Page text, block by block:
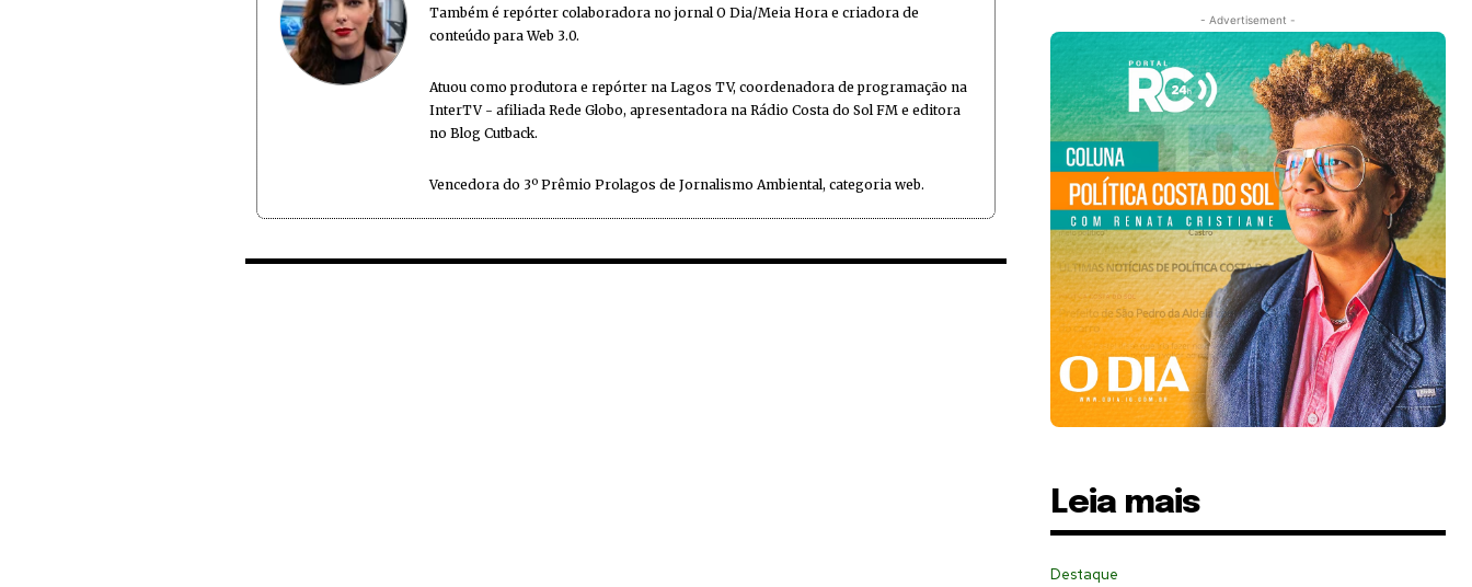
Também é repórter colaboradora no jornal O Dia/Meia Hora e criadora de
conteúdo para Web 3.0.
Atuou como produtora e repórter na Lagos TV, coordenadora de programação na
InterTV - afiliada Rede Globo, apresentadora na Rádio Costa do Sol FM e editora
no Blog Cutback.
Vencedora do 3º Prêmio Prolagos de Jornalismo Ambiental, categoria web.
- Advertisement -
Leia mais
Destaque